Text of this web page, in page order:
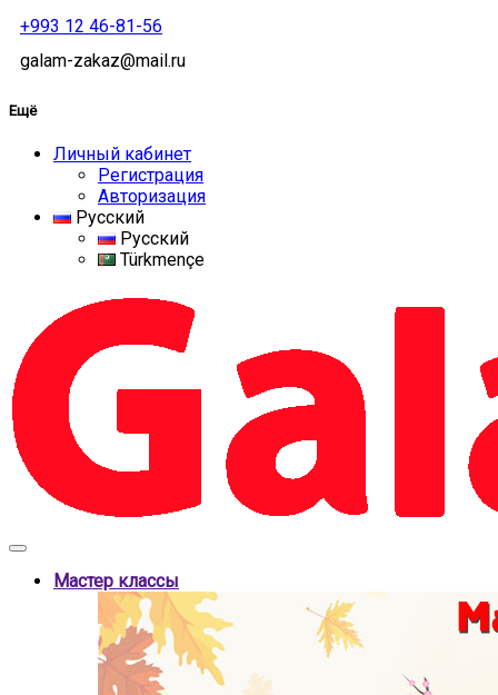
+993 12 46-81-56
galam-zakaz@mail.ru
Ещё
Личный кабинет
Регистрация
Авторизация
Русский
Русский
Türkmençe
Мастер классы